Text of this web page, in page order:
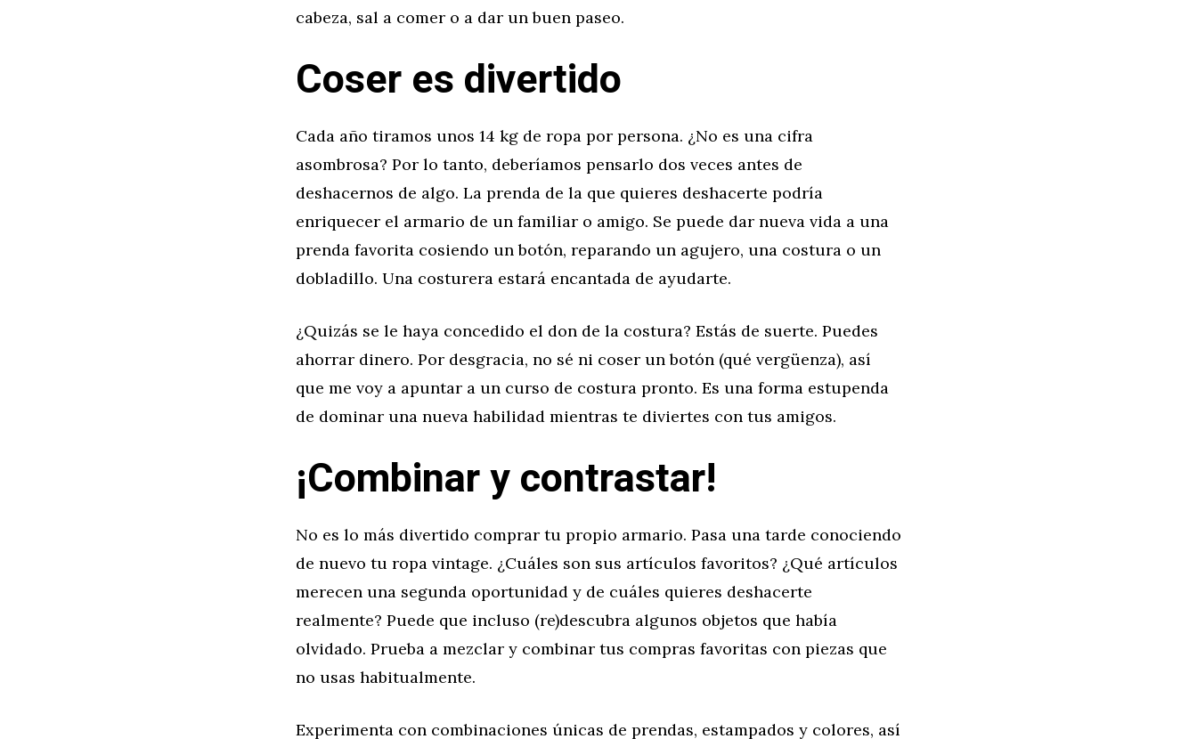
cabeza, sal a comer o a dar un buen paseo.
Coser es divertido
Cada año tiramos unos 14 kg de ropa por persona. ¿No es una cifra
asombrosa? Por lo tanto, deberíamos pensarlo dos veces antes de
deshacernos de algo. La prenda de la que quieres deshacerte podría
enriquecer el armario de un familiar o amigo. Se puede dar nueva vida a una
prenda favorita cosiendo un botón, reparando un agujero, una costura o un
dobladillo. Una costurera estará encantada de ayudarte.
¿Quizás se le haya concedido el don de la costura? Estás de suerte. Puedes
ahorrar dinero. Por desgracia, no sé ni coser un botón (qué vergüenza), así
que me voy a apuntar a un curso de costura pronto. Es una forma estupenda
de dominar una nueva habilidad mientras te diviertes con tus amigos.
¡Combinar y contrastar!
No es lo más divertido comprar tu propio armario. Pasa una tarde conociendo
de nuevo tu ropa vintage. ¿Cuáles son sus artículos favoritos? ¿Qué artículos
merecen una segunda oportunidad y de cuáles quieres deshacerte
realmente? Puede que incluso (re)descubra algunos objetos que había
olvidado. Prueba a mezclar y combinar tus compras favoritas con piezas que
no usas habitualmente.
Experimenta con combinaciones únicas de prendas, estampados y colores, así